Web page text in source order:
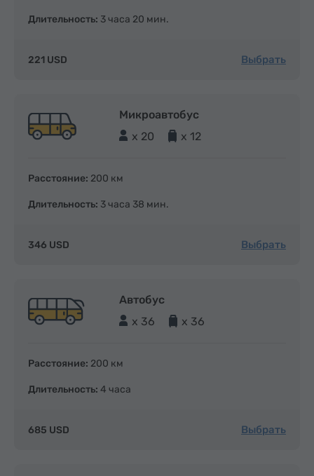
Длительность: 3 часа 20 мин.
221 USD Выбрать
Микроавтобус
x 20
x 12
Расстояние: 200 км
Длительность: 3 часа 38 мин.
346 USD Выбрать
Автобус
x 36
x 36
Расстояние: 200 км
Длительность: 4 часа
685 USD Выбрать